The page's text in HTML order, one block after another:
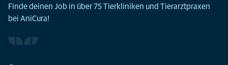
Finde deinen Job in über 75 Tierkliniken und Tierarztpraxen
bei AniCura!